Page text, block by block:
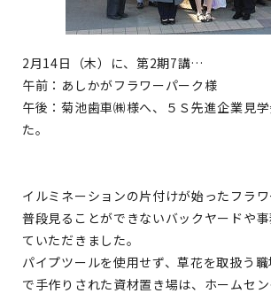
2月14日（木）に、第2期7講…
午前：あしかがフラワーパーク様
午後：菊池歯車㈱様へ、５Ｓ先進企業見
た。
イルミネーションの片付けが始ったフラワ
普段見ることができないバックヤードや
ていただきました。
パイプツールを使用せず、草花を取扱う
で手作りされた資材置き場は、ホームセ